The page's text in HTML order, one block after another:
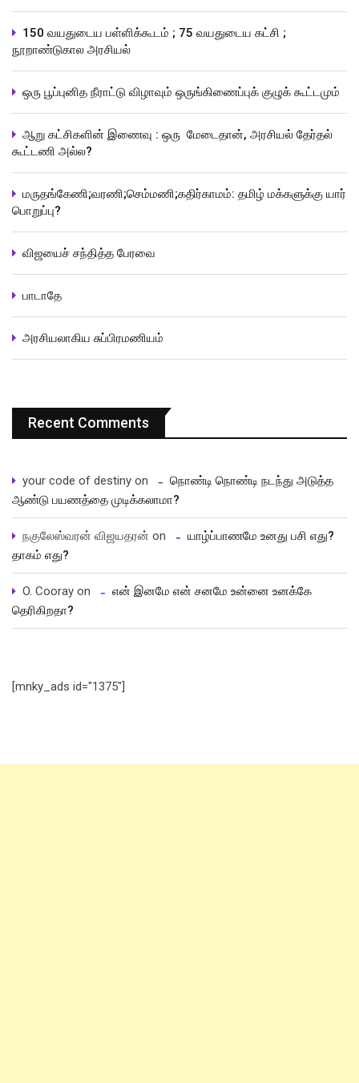
150 வயதுடைய பள்ளிக்கூடம் ; 75 வயதுடைய கட்சி ;
நூறாண்டுகால அரசியல்
ஒரு பூப்புனித நீராட்டு விழாவும் ஒருங்கிணைப்புக் குழுக் கூட்டமும்
ஆறு கட்சிகளின் இணைவு : ஒரு மேடைதான், அரசியல் தேர்தல்
கூட்டணி அல்ல?
மருதங்கேணி;வரணி;செம்மணி;கதிர்காமம்: தமிழ் மக்களுக்கு யார்
பொறுப்பு?
விஜயைச் சந்தித்த பேரவை
பாடாதே
அரசியலாகிய சுப்பிரமணியம்
Recent Comments
your code of destiny on
நொண்டி நொண்டி நடந்து அடுத்த
ஆண்டு பயணத்தை முடிக்கலாமா?
நகுலேஸ்வரன் விஜயதரன் on
யாழ்ப்பாணமே உனது பசி எது?
தாகம் எது?
O. Cooray on
என் இனமே என் சனமே உன்னை உனக்கே
தெரிகிறதா?
[mnky_ads id="1375"]